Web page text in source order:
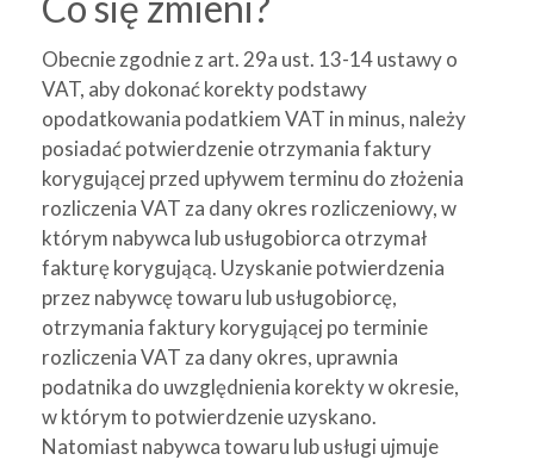
Obecnie zgodnie z art. 29a ust. 13-14 ustawy o
VAT, aby dokonać korekty podstawy
opodatkowania podatkiem VAT in minus, należy
posiadać potwierdzenie otrzymania faktury
korygującej przed upływem terminu do złożenia
rozliczenia VAT za dany okres rozliczeniowy, w
którym nabywca lub usługobiorca otrzymał
fakturę korygującą. Uzyskanie potwierdzenia
przez nabywcę towaru lub usługobiorcę,
otrzymania faktury korygującej po terminie
rozliczenia VAT za dany okres, uprawnia
podatnika do uwzględnienia korekty w okresie,
w którym to potwierdzenie uzyskano.
Natomiast nabywca towaru lub usługi ujmuje